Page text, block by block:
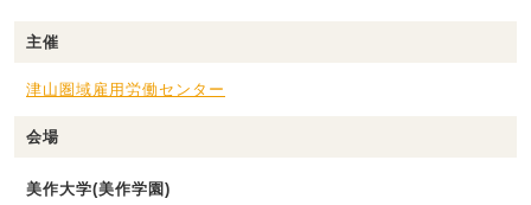
主催
津山圏域雇用労働センター
会場
美作大学(美作学園)